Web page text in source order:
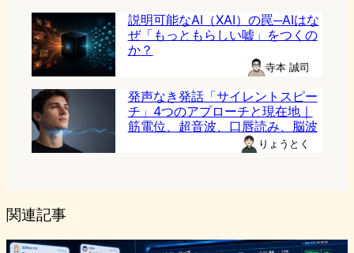
説明可能なAI（XAI）の罠─AIはな
ぜ「もっともらしい嘘」をつくの
か？
寺本 誠司
発声なき発話「サイレントスピー
チ」4つのアプローチと現在地｜
筋電位、超音波、口唇読み、脳波
りょうとく
関連記事